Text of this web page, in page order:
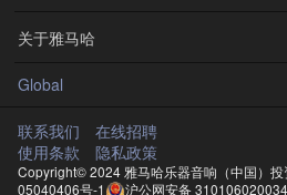
关于雅马哈
Global
联系我们
在线招聘
使用条款
隐私政策
Copyright© 2024 雅马哈乐器音响（中国）
05040406号-1
沪公网安备